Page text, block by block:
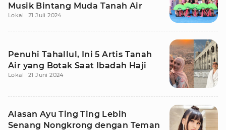
Musik Bintang Muda Tanah Air
Lokal 21 Juli 2024
Penuhi Tahallul, Ini 5 Artis Tanah
Air yang Botak Saat Ibadah Haji
Lokal 21 Juni 2024
Alasan Ayu Ting Ting Lebih
Senang Nongkrong dengan Teman